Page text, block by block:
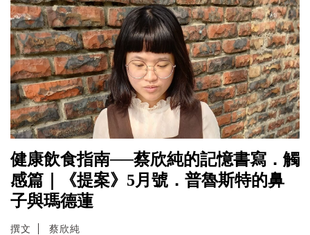
健康飲食指南──蔡欣純的記憶書寫．觸
感篇｜《提案》5月號．普魯斯特的鼻
子與瑪德蓮
撰文 蔡欣純